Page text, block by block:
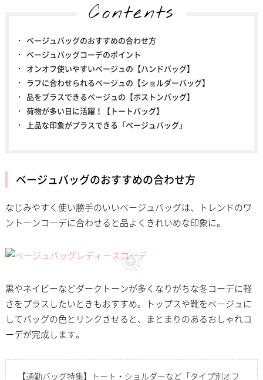
Contents
ベージュバッグのおすすめの合わせ方
ベージュバッグコーデのポイント
オンオフ使いやすいベージュの【ハンドバッグ】
ラフに合わせられるベージュの【ショルダーバッグ】
品をプラスできるベージュの【ボストンバッグ】
荷物が多い日に活躍！【トートバッグ】
上品な印象がプラスできる「ベージュバッグ」
ベージュバッグのおすすめの合わせ方
なじみやすく使い勝手のいいベージュバッグは、トレンドのワ
ントーンコーデに合わせると品よくきれいめな印象に。
黒やネイビーなどダークトーンが多くなりがちな冬コーデに軽
さをプラスしたいときもおすすめ。トップスや靴をベージュに
してバッグの色とリンクさせると、まとまりのあるおしゃれコ
ーデが完成します。
【通勤バッグ特集】トート・ショルダーなど「タイプ別オフ